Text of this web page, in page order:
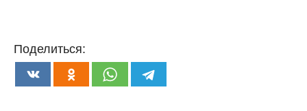
Поделиться: